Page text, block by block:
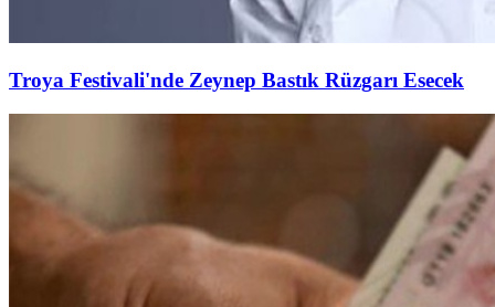
Troya Festivali'nde Zeynep Bastık Rüzgarı Esecek